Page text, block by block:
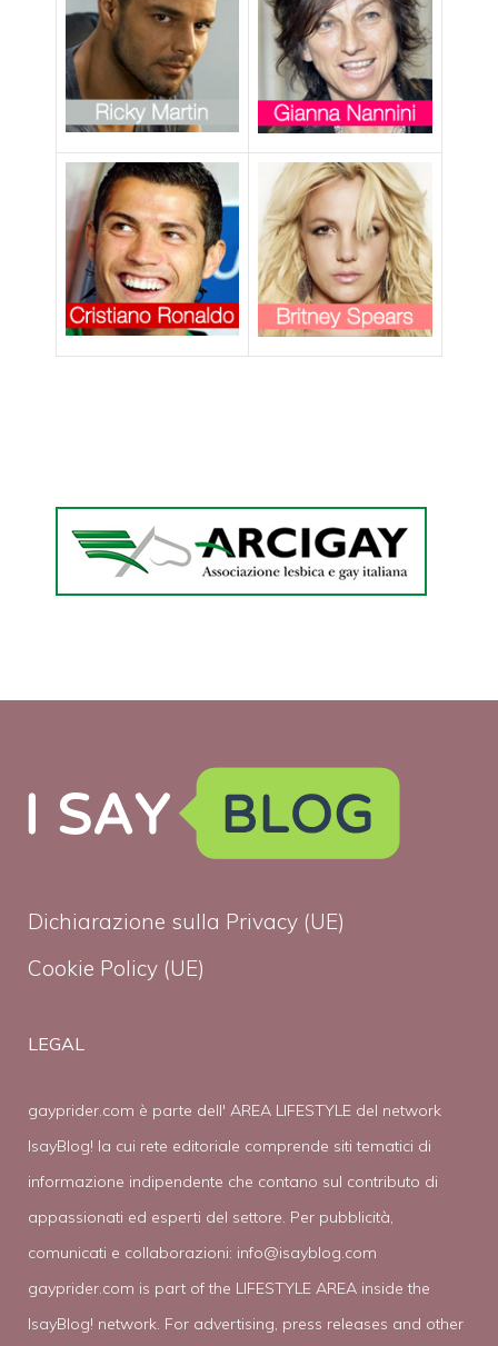
Dichiarazione sulla Privacy (UE)
Cookie Policy (UE)
LEGAL
gayprider.com è parte dell' AREA LIFESTYLE del network
IsayBlog! la cui rete editoriale comprende siti tematici di
informazione indipendente che contano sul contributo di
appassionati ed esperti del settore. Per pubblicità,
comunicati e collaborazioni: info@isayblog.com
gayprider.com is part of the LIFESTYLE AREA inside the
IsayBlog! network. For advertising, press releases and other